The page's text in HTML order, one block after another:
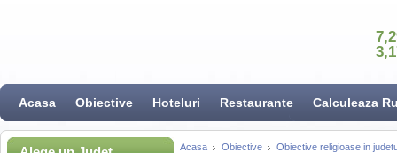
Acasa Obiective Hoteluri Restaurante Calculeaza
Acasa Obiective Obiective religioase in